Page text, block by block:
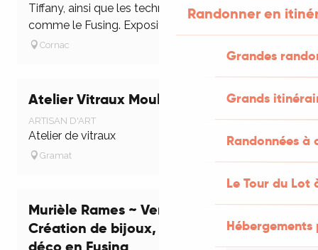
Randonner en
Grandes
Grands
Randonnées
Le Tour du Lot
Tiffany, ainsi que les techniques modernes
comme le Fusing. Exposition permanente...
Cornac
Atelier Vitraux Moulin
ARTISAN D'ART
Atelier de vitraux
Gramat
Murièle Rames ~ Verrier fondeur-
Création de bijoux, art de la table et
déco en Fusing